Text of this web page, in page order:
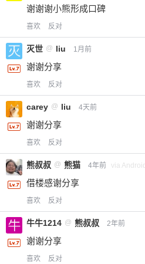
谢谢谢小熊形成口碑
喜欢 反对
灭世 @ liu 1月前
谢谢分享
喜欢 反对
carey @ liu 4天前
谢谢分享
喜欢 反对
熊叔叔 @ 熊猫 4年前 via Android
借楼感谢分享
喜欢 反对
牛牛1214 @ 熊叔叔 2年前
谢谢分享
喜欢 反对